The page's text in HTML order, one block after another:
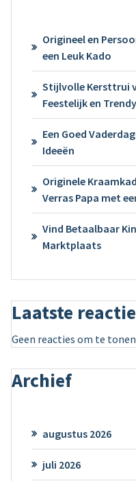
Origineel en
een Leuk Kado
Stijlvolle Kersttrui
Feestelijk en Trendy
Een Goed
Ideeën
Originele
Verras Papa met
Vind Betaalbaar
Marktplaats
Laatste
Geen reacties om te
Archief
augustus 2026
juli 2026